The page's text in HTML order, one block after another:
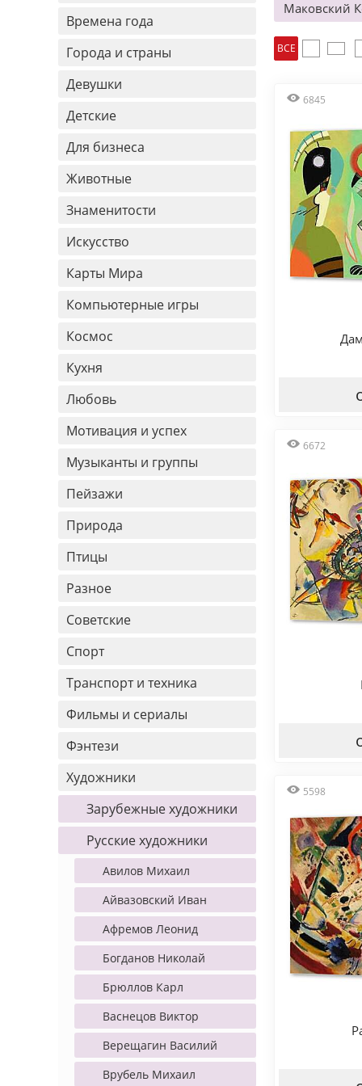
Времена года
Города и страны
Девушки
Детские
Для бизнеса
Животные
Знаменитости
Искусство
Карты Мира
Компьютерные игры
Космос
Кухня
Любовь
Мотивация и успех
Музыканты и группы
Пейзажи
Природа
Птицы
Разное
Советские
Спорт
Транспорт и техника
Фильмы и сериалы
Фэнтези
Художники
Зарубежные художники
Русские художники
Авилов Михаил
Айвазовский Иван
Афремов Леонид
Богданов Николай
Брюллов Карл
Васнецов Виктор
Верещагин Василий
Врубель Михаил
Маковский
ВСЕ
6845
6672
5598